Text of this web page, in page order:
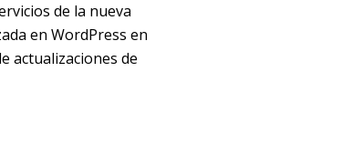
de la nueva
en WordPress en
actualizaciones de